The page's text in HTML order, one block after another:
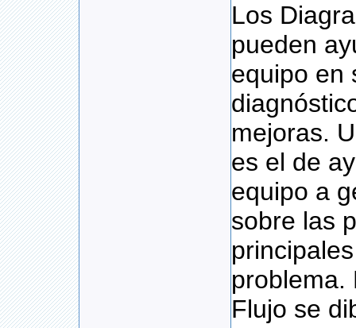
Los
pueden
equipo en
mejoras.
es el de
equipo a
sobre las
problema.
Flujo se